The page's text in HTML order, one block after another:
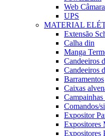
Web
UPS
MATERIAL
Extensão
Calha din
Manga
Candeeiros
Candeeiros
Barramentos
Caixas
Comandos/
Expositor
Expositores
Expositores